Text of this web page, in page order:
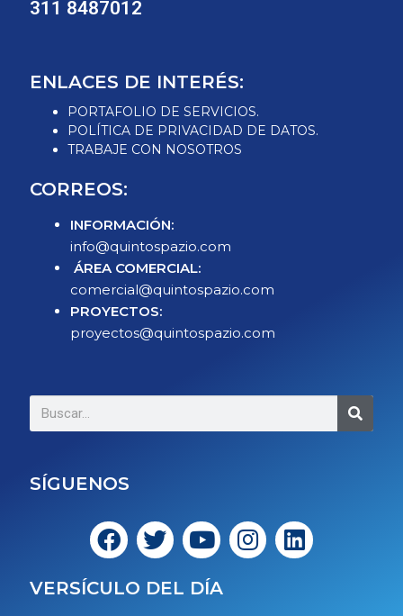
311 8487012
ENLACES DE INTERÉS:
PORTAFOLIO DE SERVICIOS.
POLÍTICA DE PRIVACIDAD DE DATOS.
TRABAJE CON NOSOTROS
CORREOS:
INFORMACIÓN:
info@quintospazio.com
ÁREA COMERCIAL:
comercial@quintospazio.com
PROYECTOS:
proyectos@quintospazio.com
SÍGUENOS
VERSÍCULO DEL DÍA